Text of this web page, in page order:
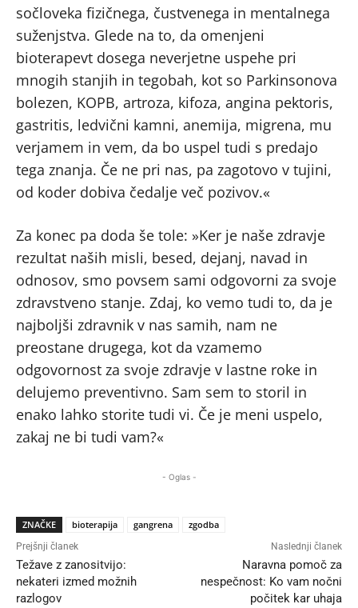
sočloveka fizičnega, čustvenega in mentalnega
suženjstva. Glede na to, da omenjeni
bioterapevt dosega neverjetne uspehe pri
mnogih stanjih in tegobah, kot so Parkinsonova
bolezen, KOPB, artroza, kifoza, angina pektoris,
gastritis, ledvični kamni, anemija, migrena, mu
verjamem in vem, da bo uspel tudi s predajo
tega znanja. Če ne pri nas, pa zagotovo v tujini,
od koder dobiva čedalje več pozivov.«
Za konec pa doda še tole: »Ker je naše zdravje
rezultat naših misli, besed, dejanj, navad in
odnosov, smo povsem sami odgovorni za svoje
zdravstveno stanje. Zdaj, ko vemo tudi to, da je
najboljši zdravnik v nas samih, nam ne
preostane drugega, kot da vzamemo
odgovornost za svoje zdravje v lastne roke in
delujemo preventivno. Sam sem to storil in
enako lahko storite tudi vi. Če je meni uspelo,
zakaj ne bi tudi vam?«
- Oglas -
ZNAČKE bioterapija gangrena zgodba
Prejšnji članek
Težave z zanositvijo:
nekateri izmed možnih
razlogov
Naslednji članek
Naravna pomoč za
nespečnost: Ko vam nočni
počitek kar uhaja